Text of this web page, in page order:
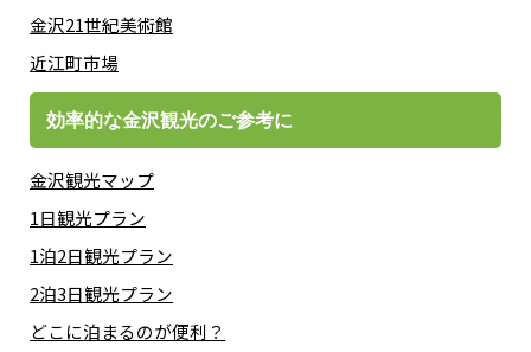
金沢21世紀美術館
近江町市場
効率的な金沢観光のご参考に
金沢観光マップ
1日観光プラン
1泊2日観光プラン
2泊3日観光プラン
どこに泊まるのが便利？